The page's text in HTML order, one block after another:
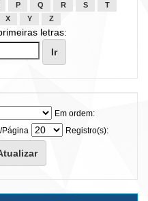
P Q R S
T
X Y Z
letras:
Em ordem:
Página
Registro(s):